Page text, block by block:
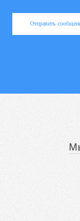
Отправить